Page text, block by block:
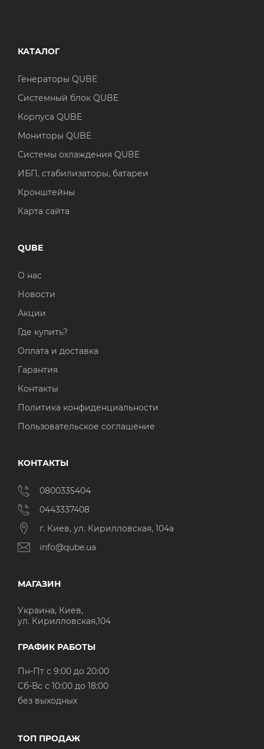
КАТАЛОГ
Генераторы QUBE
Системный блок QUBE
Корпуса QUBE
Мониторы QUBE
Системы охлаждения QUBE
ИБП, стабилизаторы, батареи
Кронштейны
Карта сайта
QUBE
О нас
Новости
Акции
Где купить?
Оплата и доставка
Гарантия
Контакты
Политика конфиденциальности
Пользовательское соглашение
КОНТАКТЫ
0800335404
0443337408
г. Киев, ул. Кирилловская, 104а
info@qube.ua
МАГАЗИН
Украина, Киев,
ул. Кирилловская,104
ГРАФИК РАБОТЫ
Пн-Пт с 9:00 до 20:00
Cб-Вс с 10:00 до 18:00
без выходных
ТОП ПРОДАЖ